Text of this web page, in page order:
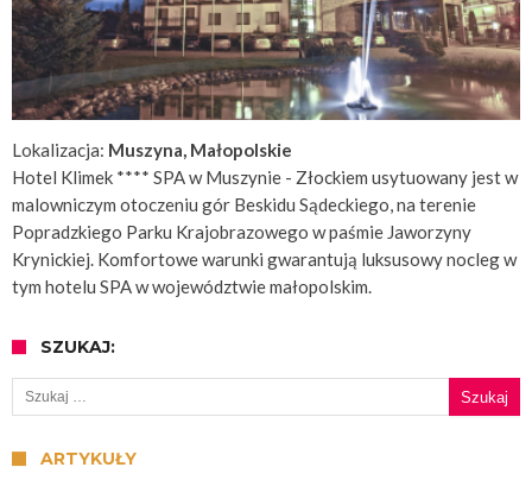
Lokalizacja: Muszyna, Małopolskie
Hotel Klimek **** SPA w Muszynie - Złockiem usytuowany jest w
malowniczym otoczeniu gór Beskidu Sądeckiego, na terenie
Popradzkiego Parku Krajobrazowego w paśmie Jaworzyny
Krynickiej. Komfortowe warunki gwarantują luksusowy nocleg w
tym hotelu SPA w województwie małopolskim.
SZUKAJ:
Szukaj:
ARTYKUŁY